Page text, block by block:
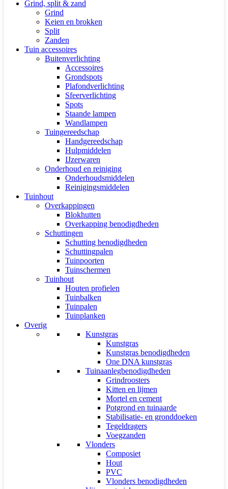
Grind, split & zand
Grind
Keien en brokken
Split
Zanden
Tuin accessoires
Buitenverlichting
Accessoires
Grondspots
Plafondverlichting
Sfeerverlichting
Spots
Staande lampen
Wandlampen
Tuingereedschap
Handgereedschap
Hulpmiddelen
IJzerwaren
Onderhoud en reiniging
Onderhoudsmiddelen
Reinigingsmiddelen
Tuinhout
Overkappingen
Blokhutten
Overkapping benodigdheden
Schuttingen
Schutting benodigdheden
Schuttingpalen
Tuinpoorten
Tuinschermen
Tuinhout
Houten profielen
Tuinbalken
Tuinpalen
Tuinplanken
Overig
Kunstgras
Kunstgras
Kunstgras benodigdheden
One DNA kunstgras
Tuinaanlegbenodigdheden
Grindroosters
Kitten en lijmen
Mortel en cement
Potgrond en tuinaarde
Stabilisatie- en gronddoeken
Tegeldragers
Voegzanden
Vlonders
Composiet
Hout
PVC
Vlonders benodigdheden